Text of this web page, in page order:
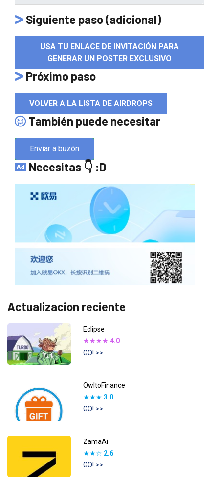
Siguiente paso (adicional)
USA TU ENLACE DE INVITACIÓN PARA
GENERAR UN POSTER EXCLUSIVO
Próximo paso
VOLVER A LA LISTA DE AIRDROPS
También puede necesitar
Enviar a buzón
Necesitas 👇 :D
Actualizacion reciente
Eclipse
★★★★ 4.0
GO! >>
OwltoFinance
★★★ 3.0
GO! >>
ZamaAi
★★☆ 2.6
GO! >>